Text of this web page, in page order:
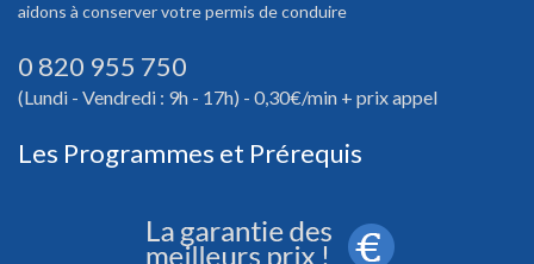
aidons à conserver votre permis de conduire
0 820 955 750
(Lundi - Vendredi : 9h - 17h) - 0,30€/min + prix appel
Les Programmes et Prérequis